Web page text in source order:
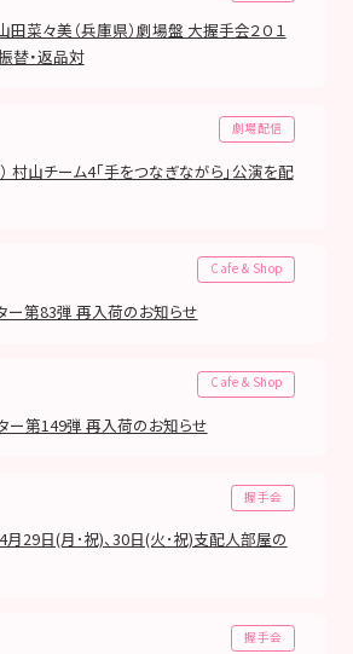
田菜々美（兵庫県）劇場盤 大握手会２０１
替・返品対
劇場配信
村山チーム4「手をつなぎながら」公演を配
Cafe & Shop
ー第83弾 再入荷のお知らせ
Cafe & Shop
ー第149弾 再入荷のお知らせ
握手会
月29日(月･祝)、30日(火･祝)支配人部屋の
握手会